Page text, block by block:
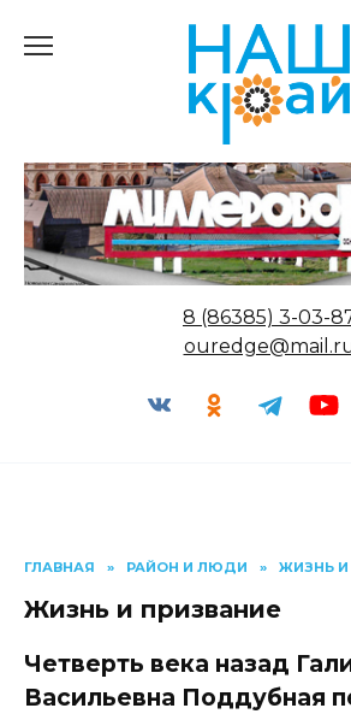
8 (86385) 3-03-
ГЛАВНАЯ » РАЙОН И ЛЮДИ » ЖИЗНЬ И
Жизнь и призвание
Четверть века назад
Васильевна Поддубная